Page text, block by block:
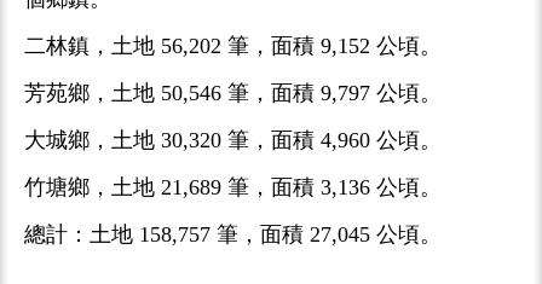
二林鎮，土地 56,202 筆，面積 9,152 公頃。
芳苑鄉，土地 50,546 筆，面積 9,797 公頃。
大城鄉，土地 30,320 筆，面積 4,960 公頃。
竹塘鄉，土地 21,689 筆，面積 3,136 公頃。
總計：土地 158,757 筆，面積 27,045 公頃。